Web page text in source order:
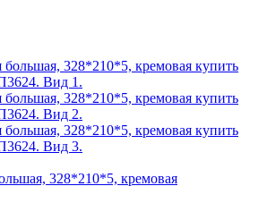
328*210*5, кремовая